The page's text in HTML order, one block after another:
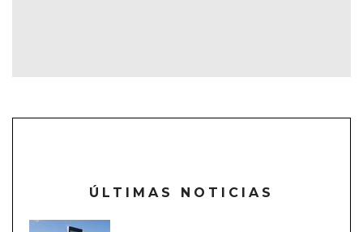
ÚLTIMAS NOTICIAS